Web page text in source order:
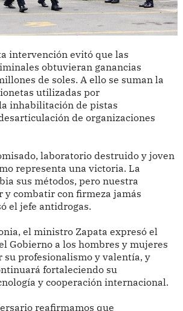
intervención evitó que las
obtuvieran ganancias
de soles. A ello se suman la
utilizadas por
inhabilitación de pistas
de organizaciones
laboratorio destruido y joven
representa una victoria. La
sus métodos, pero nuestra
y combatir con firmeza jamás
el jefe antidrogas.
el ministro Zapata expresó el
Gobierno a los hombres y mujeres
su profesionalismo y valentía, y
fortaleciendo su
y cooperación internacional.
reafirmamos que